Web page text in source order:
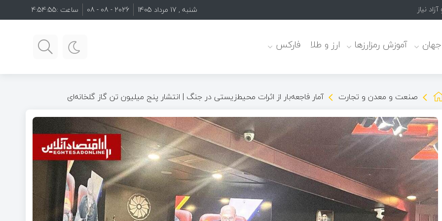
نیاز دارد شنبه , 17 مرداد 1405 2026 - 08 - 08 ساعت :4:54:56
جهان آموزش رمزارزها ارز و طلا فارکس
صنعت و معدن و تجارت آمار فاجعه‌بار از اثرات محیط‌زیستی در جنگ | انتشار پنج میلیون تن گاز گلخانه‌ای